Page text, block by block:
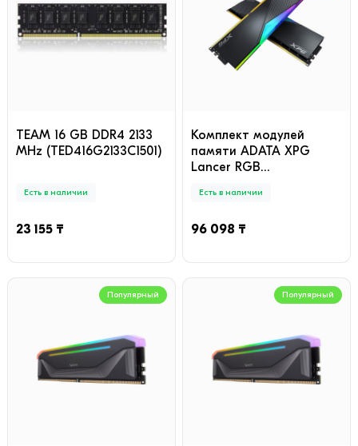
TEAM 16 GB DDR4 2133
MHz (TED416G2133C1501)
Есть в наличии
23 155 ₸
Комплект модулей
памяти ADATA XPG
Lancer RGB
DCLARBK DDR5 32GB (Kit
Есть в наличии
96 098 ₸
Популярный Популярный